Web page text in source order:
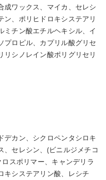
成ワックス、マイカ、セレシ
ン、ポリヒドロキシステアリ
ミチン酸エチルヘキシル、イ
プロピル、カプリル酸グリセ
リシノレイン酸ポリグリセリ
デカン、シクロペンタシロキ
、セレシン、(ビニルジメチコ
スポリマー、キャンデリラ
キシステアリン酸、レシチ